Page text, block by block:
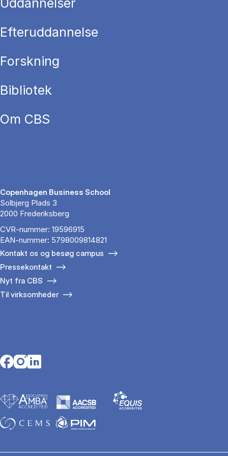
Uddannelser
Efteruddannelse
Forskning
Bibliotek
Om CBS
Copenhagen Business School
Solbjerg Plads 3
2000 Frederiksberg
CVR-nummer: 19596915
EAN-nummer: 5798009814821
Kontakt os og besøg campus
Pressekontakt
Nyt fra CBS
Til virksomheder
Opens in a new tab
Opens in a new tab
Opens in a new tab